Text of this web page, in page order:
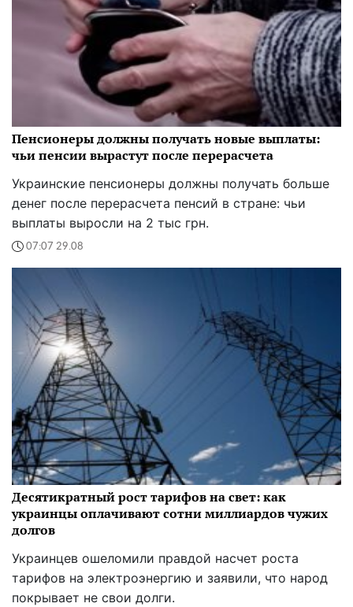
Пенсионеры должны получать новые выплаты:
чьи пенсии вырастут после перерасчета
Украинские пенсионеры должны получать больше
денег после перерасчета пенсий в стране: чьи
выплаты выросли на 2 тыс грн.
07:07 29.08
Десятикратный рост тарифов на свет: как
украинцы оплачивают сотни миллиардов чужих
долгов
Украинцев ошеломили правдой насчет роста
тарифов на электроэнергию и заявили, что народ
покрывает не свои долги.